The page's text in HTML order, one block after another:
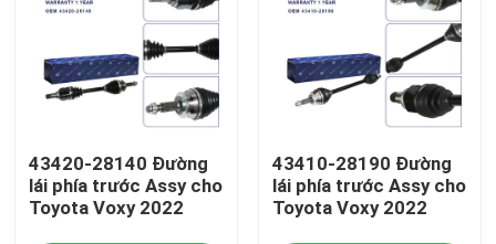
Về chúng tôi
Chuyến tham quan nhà máy
Kiểm soát chất lượng
43420-28140 Đường
lái phía trước Assy cho
Toyota Voxy 2022
43410-28190 Đường
lái phía trước Assy cho
Toyota Voxy 2022